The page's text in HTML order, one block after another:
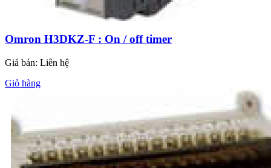
Omron H3DKZ-F : On / off timer
Giá bán: Liên hệ
Giỏ hàng